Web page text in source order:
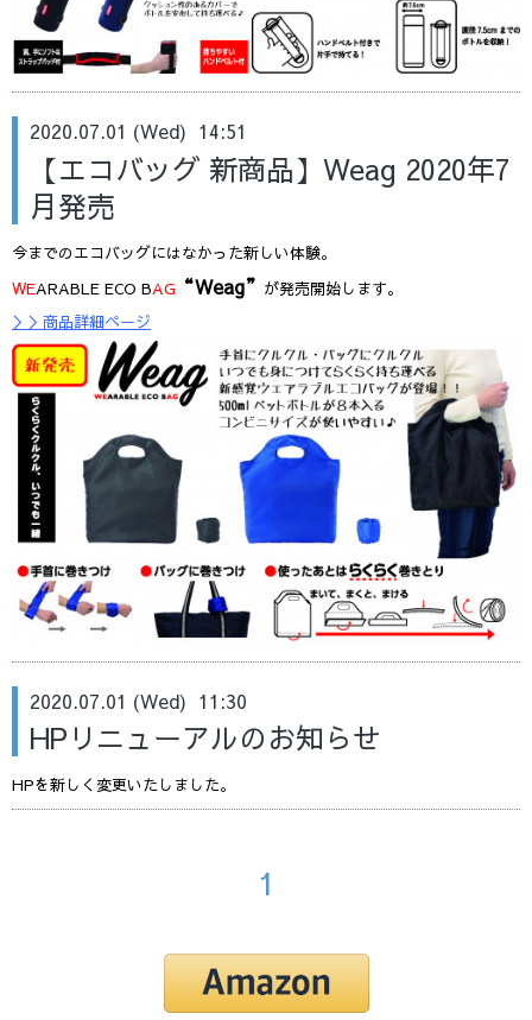
2020.07.01 (Wed) 14:51
【エコバッグ 新商品】Weag 2020年7
月発売
今までのエコバッグにはなかった新しい体験。
WEARABLE ECO BAG “Weag” が発売開始します。
＞＞商品詳細ページ
2020.07.01 (Wed) 11:30
HPリニューアルのお知らせ
HPを新しく変更いたしました。
1